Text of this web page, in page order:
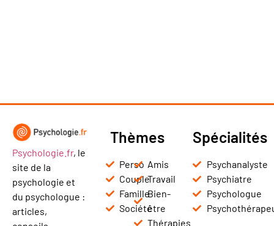
Psychologie.fr, le
site de la
psychologie et
du psychologue :
articles,
Thèmes
Perso
Couple
Famille
Société
Amis
Travail
Bien-
être
Thérapies
Spécialités
Psychanalyste
Psychiatre
Psychologue